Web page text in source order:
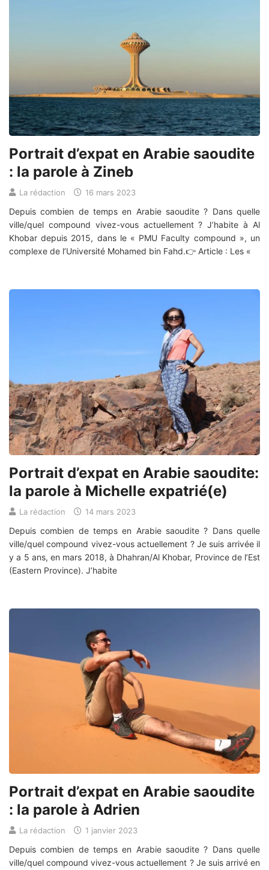
Portrait d’expat en Arabie saoudite
: la parole à Zineb
La rédaction 16 mars 2023
Depuis combien de temps en Arabie saoudite ? Dans quelle
ville/quel compound vivez-vous actuellement ? J’habite à Al
Khobar depuis 2015, dans le « PMU Faculty compound », un
complexe de l’Université Mohamed bin Fahd.👉 Article : Les «
Portrait d’expat en Arabie saoudite:
la parole à Michelle expatrié(e)
La rédaction 14 mars 2023
Depuis combien de temps en Arabie saoudite ? Dans quelle
ville/quel compound vivez-vous actuellement ? Je suis arrivée il
y a 5 ans, en mars 2018, à Dhahran/Al Khobar, Province de l’Est
(Eastern Province). J’habite
Portrait d’expat en Arabie saoudite
: la parole à Adrien
La rédaction 1 janvier 2023
Depuis combien de temps en Arabie saoudite ? Dans quelle
ville/quel compound vivez-vous actuellement ? Je suis arrivé en